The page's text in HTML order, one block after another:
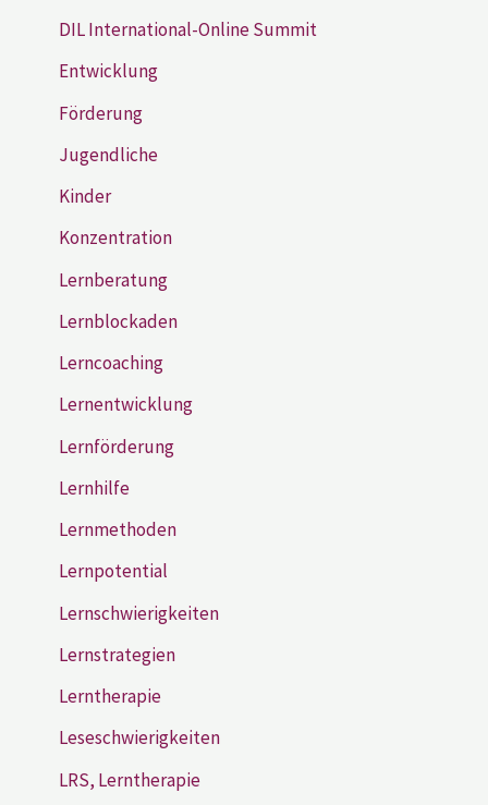
DIL International-Online Summit
Entwicklung
Förderung
Jugendliche
Kinder
Konzentration
Lernberatung
Lernblockaden
Lerncoaching
Lernentwicklung
Lernförderung
Lernhilfe
Lernmethoden
Lernpotential
Lernschwierigkeiten
Lernstrategien
Lerntherapie
Leseschwierigkeiten
LRS, Lerntherapie